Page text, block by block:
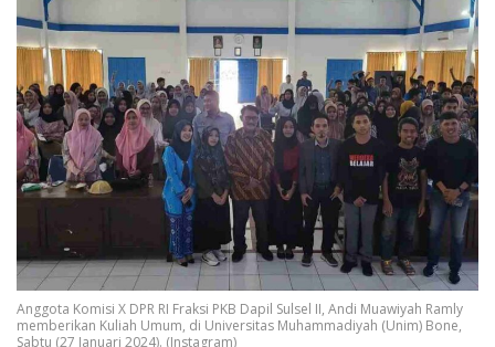
Anggota Komisi X DPR RI Fraksi PKB Dapil Sulsel II, Andi Muawiyah Ramly
memberikan Kuliah Umum, di Universitas Muhammadiyah (Unim) Bone,
Sabtu (27 Januari 2024). (Instagram)